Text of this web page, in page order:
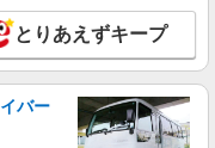
夜時給2250円 ※交通費全
収例】32.6万円（23日勤
しの場合）
柳町
詳細を見る
とりあえずキープ
バー